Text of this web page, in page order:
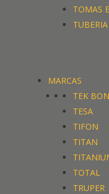
TOMAS
MARCAS
TEK
TESA
TIFON
TITAN
TOTAL
TRUPER